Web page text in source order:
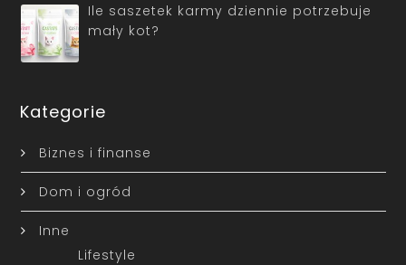
Ile saszetek karmy dziennie potrzebuje
mały kot?
Kategorie
Biznes i finanse
Dom i ogród
Inne
Lifestyle